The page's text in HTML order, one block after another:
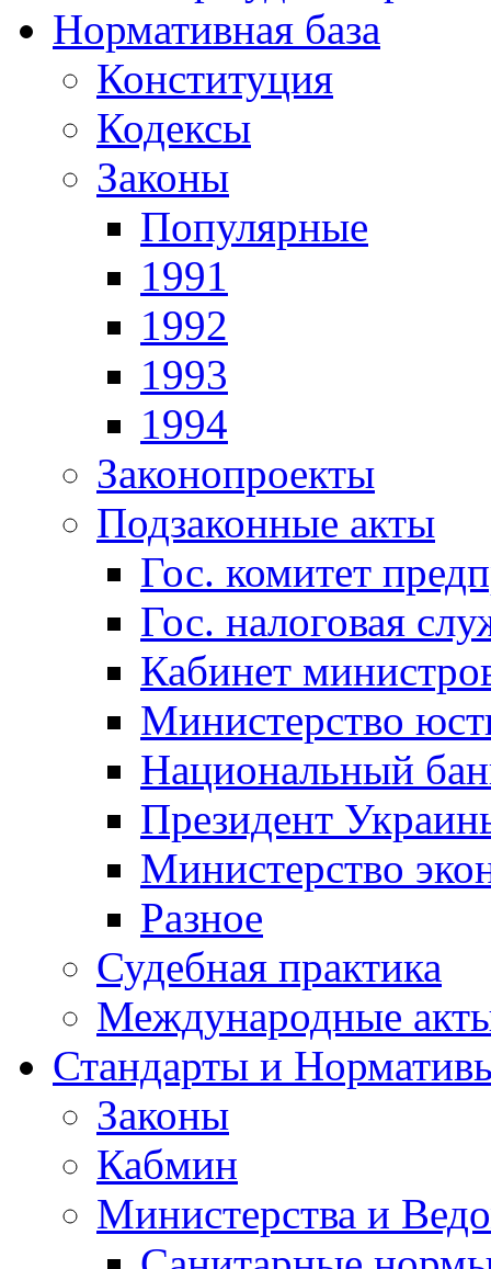
Нормативная база
Конституция
Кодексы
Законы
Популярные
1991
1992
1993
1994
Законопроекты
Подзаконные акты
Гос. комитет
Гос. налоговая
Кабинет
Министерство
Национальный
Президент
Министерство
Разное
Судебная практика
Международные
Стандарты и
Законы
Кабмин
Министерства и